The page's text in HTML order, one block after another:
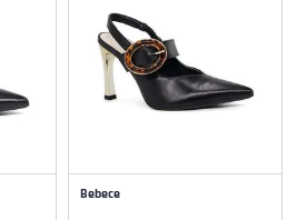
Bebece